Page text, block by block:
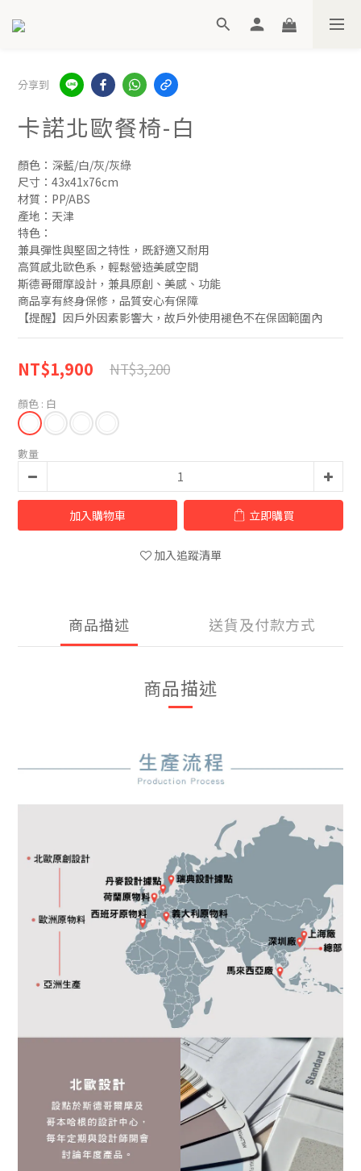
分享到
卡諾北歐餐椅-白
顏色：深藍/白/灰/灰綠
尺寸：43x41x76cm
材質：PP/ABS
產地：天津
特色：
兼具彈性與堅固之特性，既舒適又耐用
高質感北歐色系，輕鬆營造美感空間
斯德哥爾摩設計，兼具原創、美感、功能
商品享有終身保修，品質安心有保障
【提醒】因戶外因素影響大，故戶外使用褪色不在保固範圍內
NT$1,900 NT$3,200
顏色 : 白
數量
加入購物車 立即購買
加入追蹤清單
商品描述 送貨及付款方式
商品描述